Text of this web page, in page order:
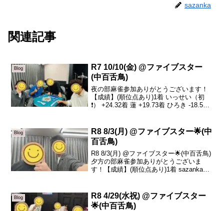
sazanka
関連記事
Blog
R7 10/10(金) @ファイブスター
(中百舌鳥)
夜の部麻雀参加ありがとうございます！
【成績】(順位点あり)1着 いっせい（初
❗️） +24.32着 蓮 +19.73着 ひろき -18.54
とうございます🎉...
Blog
R8 8/3(月) @ファイブスター🌟(中
百舌鳥)
R8 8/3(月) @ファイブスター🌟(中百舌鳥)
夕方の部麻雀参加ありがとうございま
す！【成績】(順位点あり)1着 sazanka
プは...
Blog
R8 4/29(水祝) @ファイブスター
🌟(中百舌鳥)